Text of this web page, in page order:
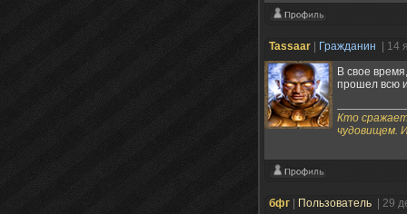
Tassaаr Гражданин
| 14
В свое
прошел всю
Кто
чудовищем.
бфг Пользователь | 29